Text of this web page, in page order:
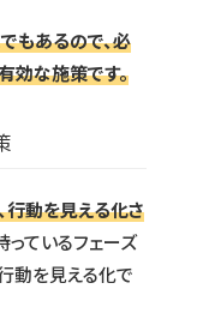
もあるので、必
効な施策です。
行動を見える化さ
ているフェーズ
動を見える化で